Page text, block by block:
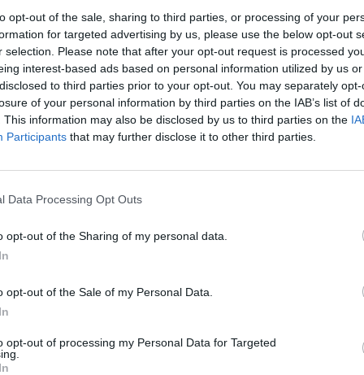
opt-out of the sale, sharing to third parties, or processing of your
for targeted advertising by us, please use the below opt-out
selection. Please note that after your opt-out request is processed
interest-based ads based on personal information utilized by us
to third parties prior to your opt-out. You may separately
of your personal information by third parties on the IAB’s list of
This information may also be disclosed by us to third parties on the
Participants that may further disclose it to other third parties.
Data Processing Opt Outs
opt-out of the Sharing of my personal data.
opt-out of the Sale of my Personal Data.
opt-out of processing my Personal Data for Targeted
que repudia todas as possibilidades de caricatura
teria imposto sobre a personagem. A sua Larissa
é, quando se aproxima de um carro que há horas
da noite. Lá dentro está Cláudio, um chaser
inseguranças de um homem de bem, cis e hétero,
determina transgressivos. A interação entre os
dela, mas depressa se desenvolve numa
partilhada na companhia de um estranho com
o amigo de longa data. No entanto, sentimos o
figuras. Larissa não tem esperança de encontrar o
está a enveredar no desconhecido, uma aventura
retratada com maravilhoso naturalismo por